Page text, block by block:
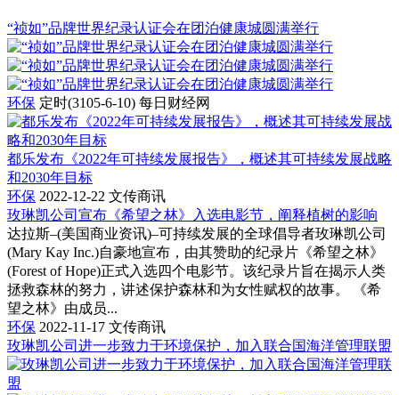
“祯如”品牌世界纪录认证会在团泊健康城圆满举行
环保 定时(3105-6-10) 每日财经网
都乐发布《2022年可持续发展报告》，概述其可持续发展战略
和2030年目标
环保 2022-12-22 文传商讯
玫琳凯公司宣布《希望之林》入选电影节，阐释植树的影响
达拉斯–(美国商业资讯)–可持续发展的全球倡导者玫琳凯公司
(Mary Kay Inc.)自豪地宣布，由其赞助的纪录片《希望之林》
(Forest of Hope)正式入选四个电影节。该纪录片旨在揭示人类
拯救森林的努力，讲述保护森林和为女性赋权的故事。 《希
望之林》由成员...
环保 2022-11-17 文传商讯
玫琳凯公司进一步致力于环境保护，加入联合国海洋管理联盟